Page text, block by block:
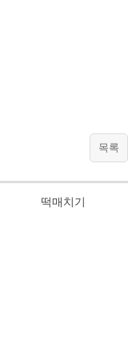
목록
떡매치기